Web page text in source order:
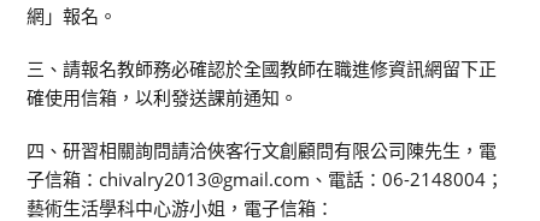
網」報名。
三、請報名教師務必確認於全國教師在職進修資訊網留下正
確使用信箱，以利發送課前通知。
四、研習相關詢問請洽俠客行文創顧問有限公司陳先生，電
子信箱：chivalry2013@gmail.com、電話：06-2148004；
藝術生活學科中心游小姐，電子信箱：